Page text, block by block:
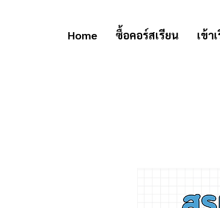
Home ซื้อคอร์สเรียน เข้า